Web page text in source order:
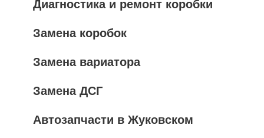
Диагностика и ремонт коробки
Замена коробок
Замена вариатора
Замена ДСГ
Автозапчасти в Жуковском